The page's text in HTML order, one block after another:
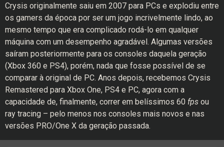
Crysis originalmente saiu em 2007 para PCs e explodiu entre
os gamers da época por ser um jogo incrivelmente lindo, ao
mesmo tempo que era complicado rodá-lo em qualquer
máquina com um desempenho agradável. Algumas versões
saíram posteriormente para os consoles daquela geração
(Xbox 360 e PS4), porém, nada que fosse possível de se
comparar à original de PC. Anos depois, recebemos Crysis
Remastered para Xbox One, PS4 e PC, agora com a
capacidade de, finalmente, correr em belíssimos 60 fps ou
ray tracing – pelo menos nos consoles mais novos e nas
versões PRO/One X da geração passada.